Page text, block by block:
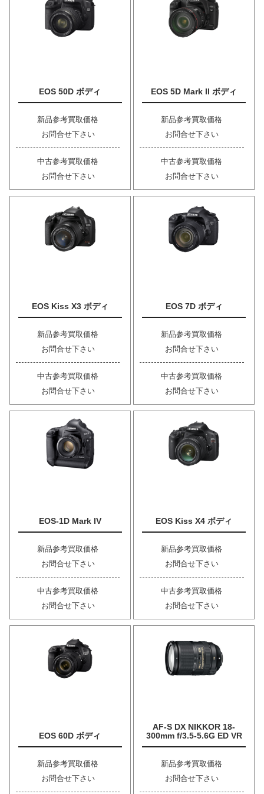
EOS 50D ボディ
新品参考買取価格
お問合せ下さい
中古参考買取価格
お問合せ下さい
EOS 5D Mark II ボディ
新品参考買取価格
お問合せ下さい
中古参考買取価格
お問合せ下さい
EOS Kiss X3 ボディ
新品参考買取価格
お問合せ下さい
中古参考買取価格
お問合せ下さい
EOS 7D ボディ
新品参考買取価格
お問合せ下さい
中古参考買取価格
お問合せ下さい
EOS-1D Mark IV
新品参考買取価格
お問合せ下さい
中古参考買取価格
お問合せ下さい
EOS Kiss X4 ボディ
新品参考買取価格
お問合せ下さい
中古参考買取価格
お問合せ下さい
EOS 60D ボディ
新品参考買取価格
お問合せ下さい
AF-S DX NIKKOR 18-
300mm f/3.5-5.6G ED VR
新品参考買取価格
お問合せ下さい